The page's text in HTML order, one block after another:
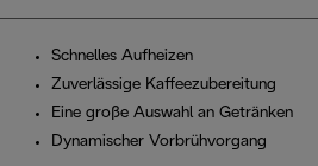
Schnelles Aufheizen
Zuverlässige Kaffeezubereitung
Eine große Auswahl an Getränken
Dynamischer Vorbrühvorgang